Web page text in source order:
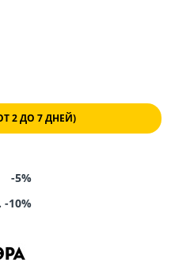
2 ДО 7 ДНЕЙ)
-5%
-10%